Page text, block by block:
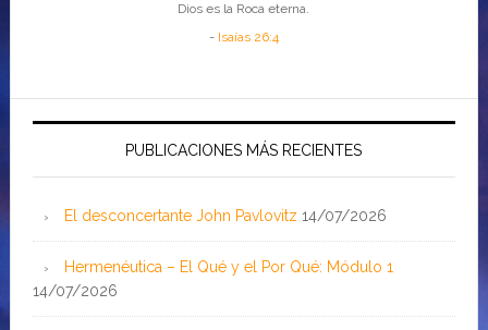
Dios es la Roca eterna.
- Isaías 26:4
PUBLICACIONES MÁS RECIENTES
El desconcertante John Pavlovitz 14/07/2026
Hermenéutica – El Qué y el Por Qué: Módulo 1
14/07/2026